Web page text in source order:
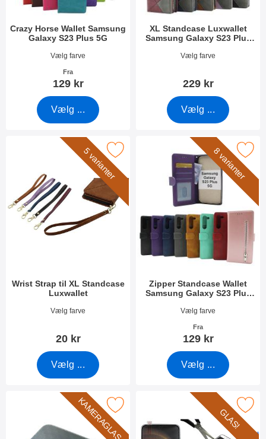
Crazy Horse Wallet Samsung
Galaxy S23 Plus 5G
Varenr 47556Vælg farve
Fra
129 kr
Vælg ...
XL Standcase Luxwallet
Samsung Galaxy S23 Plus
Varenr 47563Vælg farve
229 kr
Vælg ...
5 varianter
Wrist Strap til XL Standcase
Luxwallet
Varenr 50276Vælg farve
20 kr
Vælg ...
wrist Strap til XL Standcase Luxwallet som favorit
8 varianter
Zipper Standcase Wallet
Samsung Galaxy S23 Plus
Varenr 47562Vælg farve
Fra
129 kr
Vælg ...
Marker zipper Standcase Wallet
KAMERAGLAS
kameraglas Samsung Galaxy S23 Plus 5G som favorit
GLAS!
Marker glasbeskyttelse Samsung